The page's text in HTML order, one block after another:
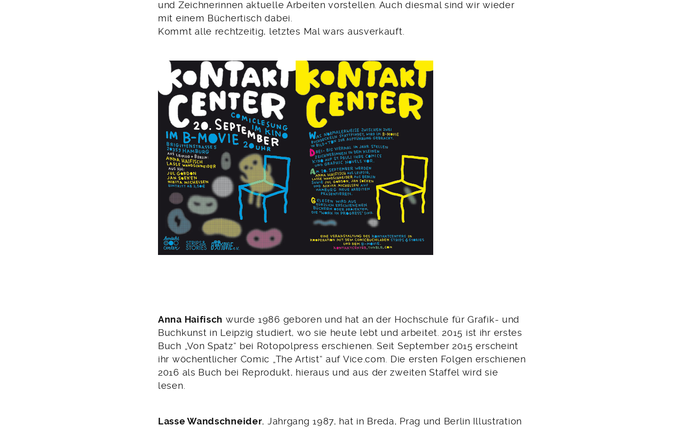
und Zeichnerinnen aktuelle Arbeiten vorstellen. Auch diesmal sind wir wieder
mit einem Büchertisch dabei.
Kommt alle rechtzeitig, letztes Mal wars ausverkauft.
Anna Haifisch wurde 1986 geboren und hat an der Hochschule für Grafik- und
Buchkunst in Leipzig studiert, wo sie heute lebt und arbeitet. 2015 ist ihr erstes
Buch „Von Spatz“ bei Rotopolpress erschienen. Seit September 2015 erscheint
ihr wöchentlicher Comic „The Artist“ auf Vice.com. Die ersten Folgen erschienen
2016 als Buch bei Reprodukt, hieraus und aus der zweiten Staffel wird sie
lesen.
Lasse Wandschneider, Jahrgang 1987, hat in Breda, Prag und Berlin Illustration